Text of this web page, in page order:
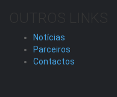
Notícias
Parceiros
Contactos